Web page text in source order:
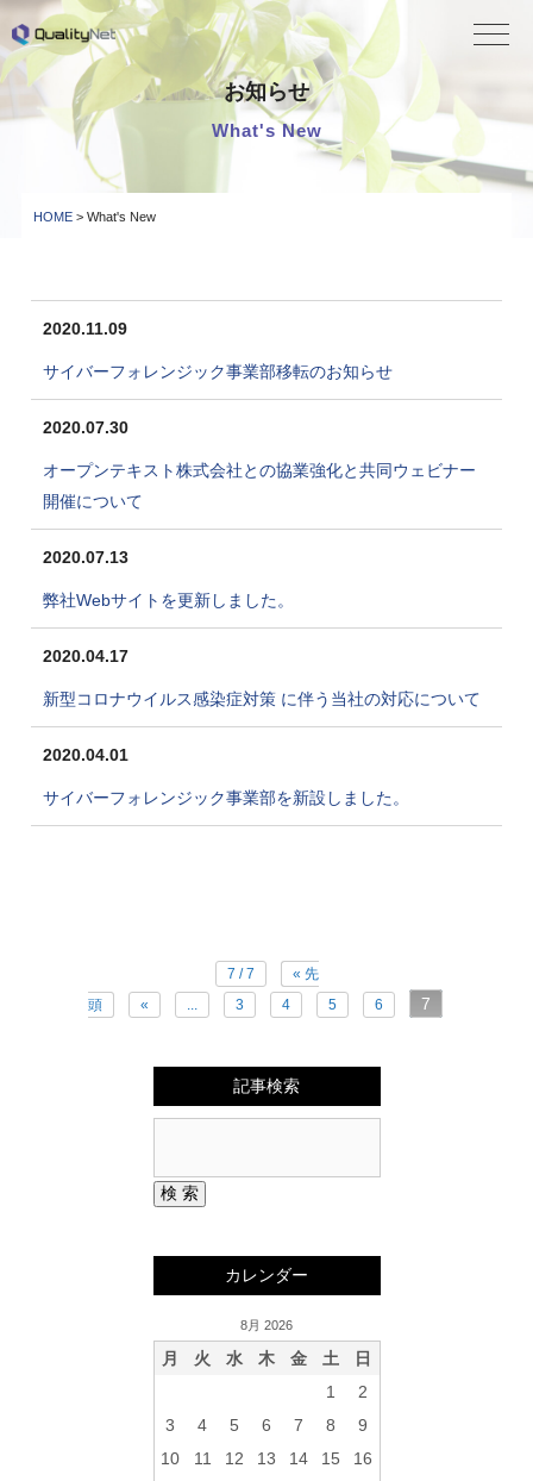
QualityNet
お知らせ
What's New
HOME> What's New
2020.11.09
サイバーフォレンジック事業部移転のお知らせ
2020.07.30
オープンテキスト株式会社との協業強化と共同ウェビナー
開催について
2020.07.13
弊社Webサイトを更新しました。
2020.04.17
新型コロナウイルス感染症対策 に伴う当社の対応について
2020.04.01
サイバーフォレンジック事業部を新設しました。
7 / 7
« 先
頭
« ... 3 4 5 6 7
記事検索
カレンダー
8月 2026
月 火 水 木 金 土 日
1
2
3
4 5 6 7 8
9
10
11 12 13 14 15
16